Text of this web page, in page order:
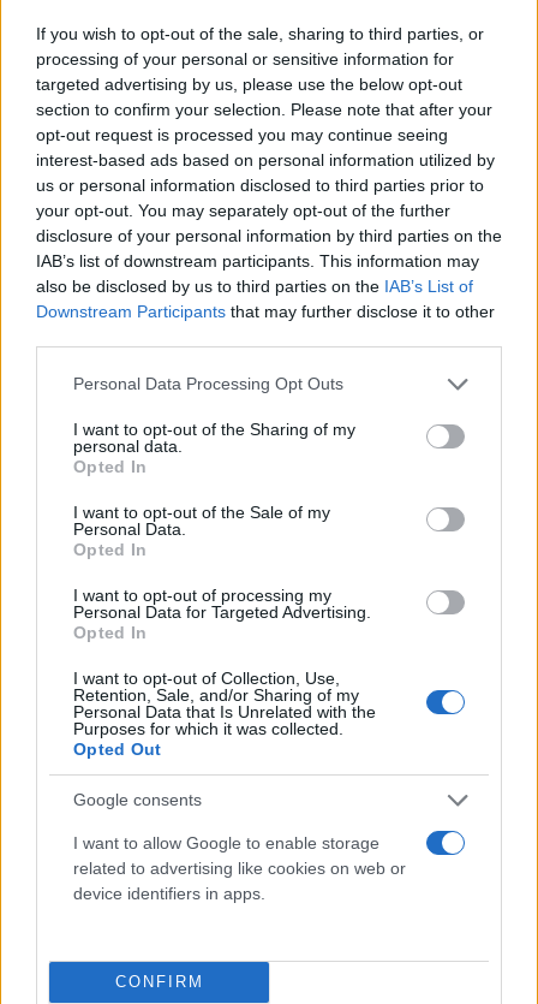
If you wish to opt-out of the sale, sharing to third parties, or
processing of your personal or sensitive information for
targeted advertising by us, please use the below opt-out
section to confirm your selection. Please note that after your
opt-out request is processed you may continue seeing
interest-based ads based on personal information utilized by
us or personal information disclosed to third parties prior to
your opt-out. You may separately opt-out of the further
disclosure of your personal information by third parties on the
IAB’s list of downstream participants. This information may
also be disclosed by us to third parties on the IAB’s List of
Downstream Participants that may further disclose it to other
Please note that this website/app uses one or more Google
not limited to your visit or usage behaviour. You may click to
grant or deny consent to Google and its third-party tags to
use your data for below specified purposes in below Google
consent section.
Personal Data Processing Opt Outs
I want to opt-out of the Sharing of my
personal data.
Opted In
I want to opt-out of the Sale of my
Personal Data.
Opted In
I want to opt-out of processing my
Personal Data for Targeted Advertising.
Opted In
I want to opt-out of Collection, Use,
Retention, Sale, and/or Sharing of my
Personal Data that Is Unrelated with the
Purposes for which it was collected.
Opted Out
Google consents
I want to allow Google to enable storage
related to advertising like cookies on web or
device identifiers in apps.
CONFIRM
Categorie
Abrasivi
I prodotti abrasivi
Antincendio
Estintori
Valige pronto soccorso
Antinfortunistica
Guanti
Sicurezza, Protezione
Abbigliamento alta visibilità
Prodotti chimici
Adblue
Detergente mani
Grasso
Paste
Utensileria
Lame per sega a nastro
Utensili elettrici
Utensili manuali
Cassette porta attrezzi
Fissaggio